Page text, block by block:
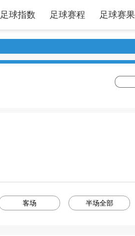
足球指数 足球赛程 足球赛果
客场 半场全部